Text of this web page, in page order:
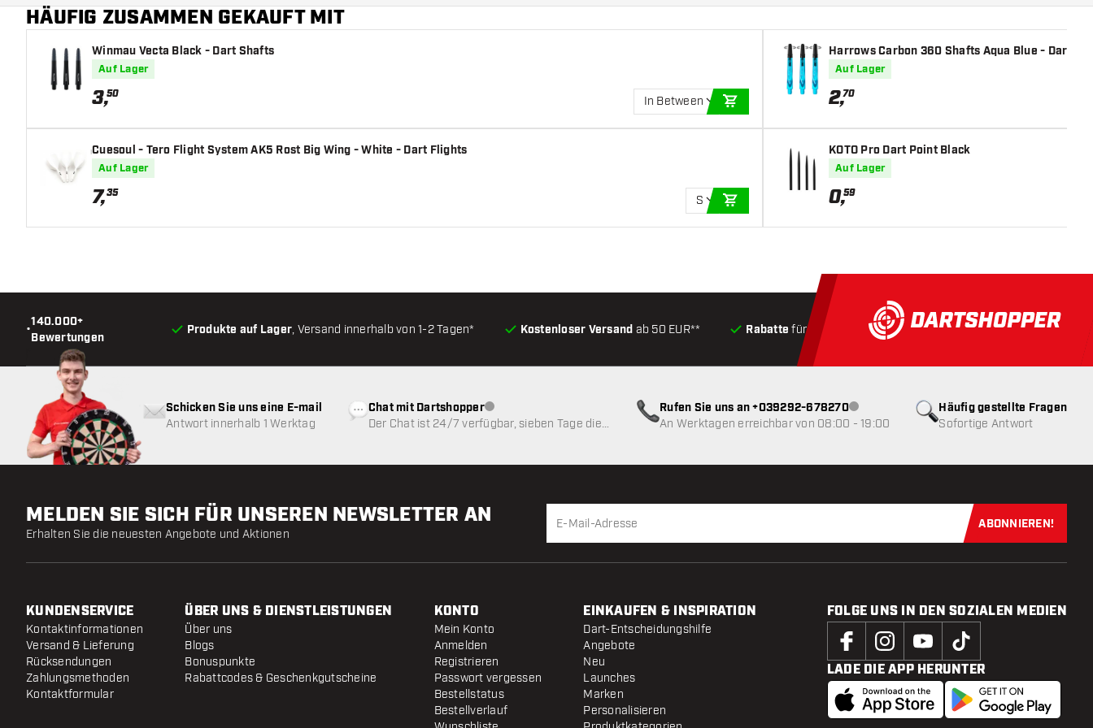
Hauptfarbe
HÄUFIG ZUSAMMEN GEKAUFT MIT
Winmau Vecta Black - Dart Shafts
Auf Lager
3,50
In Between
IN DEN WARENKORB
Cuesoul - Tero Flight System AK5 Rost Big Wing - White - Dart Flights
Auf Lager
7,35
S
IN DEN WARENKORB
Harrows Carbon 360 Shafts Aqua Blue - Dart
Auf Lager
2,70
KOTO Pro Dart Point Black
Auf Lager
0,59
•
140.000+
Bewertungen
Produkte auf Lager, Versand innerhalb von 1-2 Tagen* Kostenloser Versand ab 50 EUR** Rabatte für Kunden Produkte auf Lager, Versand
Häufig gestellte Fragen
Sofortige Antwort
Schicken Sie uns eine E-mail
Antwort innerhalb 1 Werktag
Chat mit DartshopperKundenservice nicht verfügbar
Der Chat ist 24/7 verfügbar, sieben Tage die
Rufen Sie uns an +039292-678270Kundenservice nicht verfügbar
An Werktagen erreichbar von 08:00 - 19:00
MELDEN SIE SICH FÜR UNSEREN NEWSLETTER AN
Erhalten Sie die neuesten Angebote und Aktionen
Jetzt für
ABONNIEREN!
KUNDENSERVICE
Kontaktinformationen
Versand & Lieferung
Rücksendungen
Zahlungsmethoden
Kontaktformular
ÜBER UNS & DIENSTLEISTUNGEN
Über uns
Blogs
Bonuspunkte
Rabattcodes & Geschenkgutscheine
KONTO
Mein Konto
Anmelden
Registrieren
Passwort vergessen
Bestellstatus
Bestellverlauf
EINKAUFEN & INSPIRATION
Dart-Entscheidungshilfe
Angebote
Neu
Launches
Marken
Personalisieren
FOLGE UNS IN DEN SOZIALEN MEDIEN
LADE DIE APP HERUNTER